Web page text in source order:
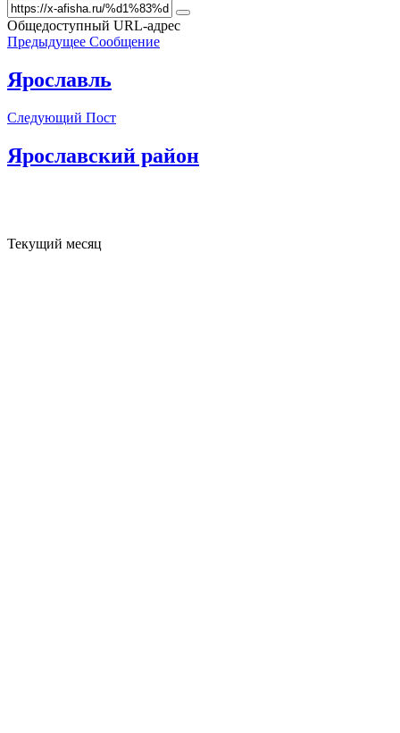
Общедоступный URL-адрес
Предыдущее Сообщение
Ярославль
Следующий Пост
Ярославский район
Текущий месяц